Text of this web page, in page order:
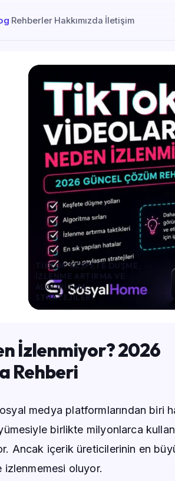
Rehberler Hakkımızda İletişim
TIKTOK KEŞFETE DÜŞME,
IZLENME ARTIRMA VE
ALGORITMA
STRATEJILERI.
İzlenmiyor? 2026
Rehberi
medya platformlarından biri
birlikte milyonlarca
Ancak içerik üreticilerinin en
izlenmemesi oluyor.